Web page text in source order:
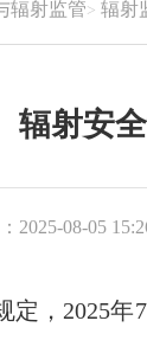
辐射监管 辐射
辐射安
2025-08-05
2025年7